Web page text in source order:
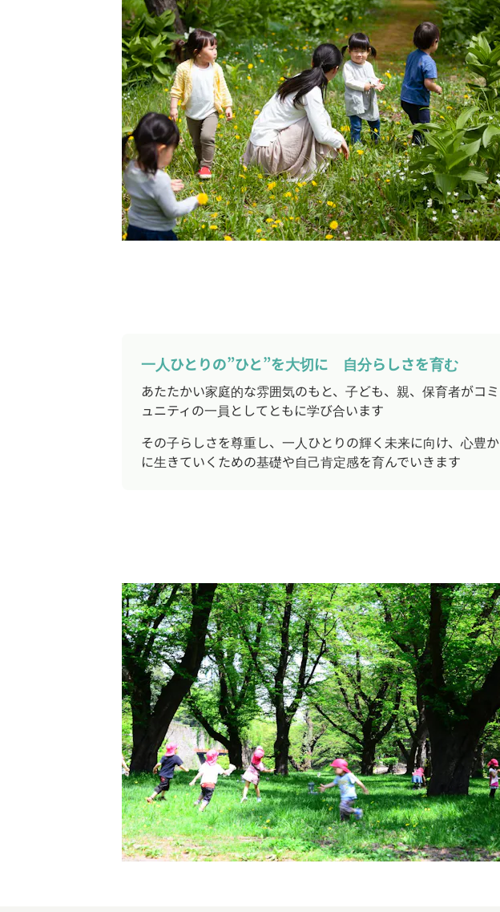
一人ひとりの”ひと”を大切に 自分らしさを育む
あたたかい家庭的な雰囲気のもと、子ども、親、保育者がコミ
ュニティの一員としてともに学び合います
その子らしさを尊重し、一人ひとりの輝く未来に向け、心豊か
に生きていくための基礎や自己肯定感を育んでいきます